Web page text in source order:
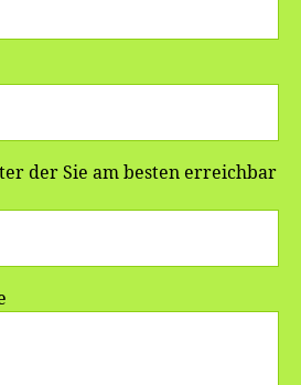
der Sie am besten erreichbar